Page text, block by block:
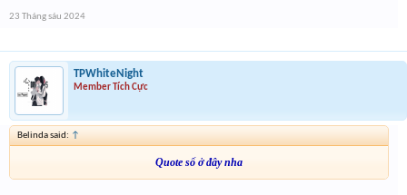
23 Tháng sáu 2024
TPWhiteNight
Member Tích Cực
Belinda said: ↑
Quote số ở đây nha